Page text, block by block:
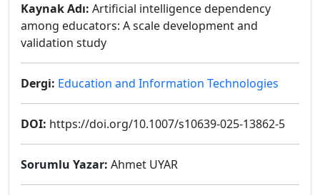
Kaynak Adı: Artificial intelligence dependency
among educators: A scale development and
validation study
Dergi: Education and Information Technologies
DOI: https://doi.org/10.1007/s10639-025-13862-5
Sorumlu Yazar: Ahmet UYAR